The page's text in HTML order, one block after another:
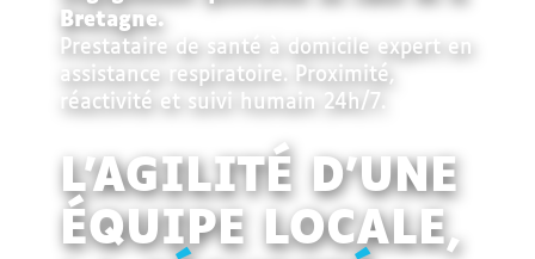
Bretagne.
Prestataire de santé à domicile expert en
assistance respiratoire. Proximité,
réactivité et suivi humain 24h/7.
L'AGILITÉ D'UNE
ÉQUIPE LOCALE,